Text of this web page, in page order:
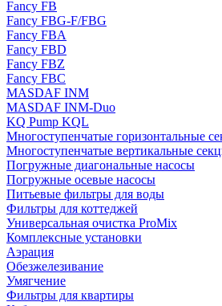
Fancy FB
Fancy FBG-F/FBG
Fancy FBA
Fancy FBD
Fancy FBZ
Fancy FBC
MASDAF INM
MASDAF INM-Duo
KQ Pump KQL
Многоступенчатые горизонтальные
Многоступенчатые вертикальные
Погружные диагональные насосы
Погружные осевые насосы
Питьевые фильтры для воды
Фильтры для коттеджей
Универсальная очистка ProMix
Комплексные установки
Аэрация
Обезжелезивание
Умягчение
Фильтры для квартиры